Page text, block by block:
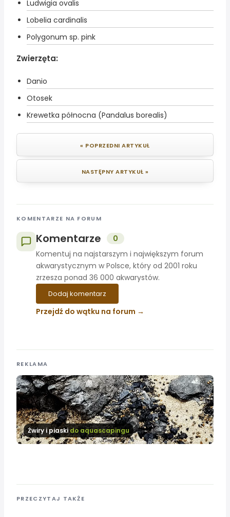
Ludwigia ovalis
Lobelia cardinalis
Polygonum sp. pink
Zwierzęta:
Danio
Otosek
Krewetka północna (Pandalus borealis)
« POPRZEDNI ARTYKUŁ
NASTĘPNY ARTYKUŁ »
KOMENTARZE NA FORUM
Komentarze
0
Komentuj na najstarszym i największym forum
akwarystycznym w Polsce, który od 2001 roku
zrzesza ponad 36 000 akwarystów.
Dodaj komentarz
Przejdź do wątku na forum
REKLAMA
Żwiry i piaskido aquascapingu
PRZECZYTAJ TAKŻE